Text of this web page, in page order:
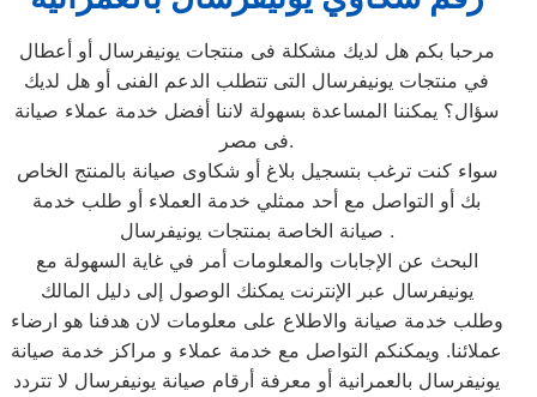
مرحبا بكم هل لديك مشكلة فى منتجات يونيفرسال أو أعطال
في منتجات يونيفرسال التى تتطلب الدعم الفنى أو هل لديك
سؤال؟ يمكننا المساعدة بسهولة لاننا أفضل خدمة عملاء صيانة
فى مصر.
سواء كنت ترغب بتسجيل بلاغ أو شكاوى صيانة بالمنتج الخاص
بك أو التواصل مع أحد ممثلي خدمة العملاء أو طلب خدمة
صيانة الخاصة بمنتجات يونيفرسال .
البحث عن الإجابات والمعلومات أمر في غاية السهولة مع
يونيفرسال عبر الإنترنت يمكنك الوصول إلى دليل المالك
وطلب خدمة صيانة والاطلاع على معلومات لان هدفنا هو ارضاء
عملائنا. ويمكنكم التواصل مع خدمة عملاء و مراكز خدمة صيانة
يونيفرسال بالعمرانية أو معرفة أرقام صيانة يونيفرسال لا تتردد